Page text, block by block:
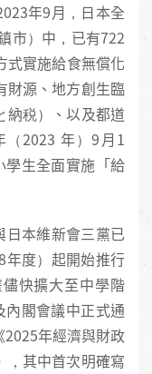
年9月，日本全
市）中，已有722
式實施給食無償化
財源、地方創生臨
納税）、以及都道
2023 年）9月1
學生全面實施「給
本維新會三黨已
年度）起開始推行
快擴大至中學階
閣會議中正式通
年經濟與財政
，其中首次明確寫